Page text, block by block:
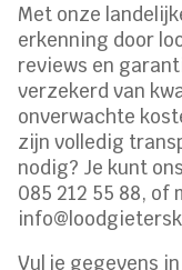
Met onze
erkenning door
reviews en
verzekerd van
onverwachte
zijn volledig
nodig? Je kunt
085 212 55 88, of
Vul je gegevens